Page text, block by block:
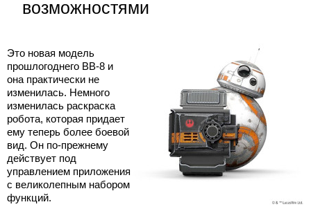
возможностями
Это новая модель
прошлогоднего BB-8 и
она практически не
изменилась. Немного
изменилась раскраска
робота, которая придает
ему теперь более боевой
вид. Он по-прежнему
действует под
управлением приложения
с великолепным набором
функций.